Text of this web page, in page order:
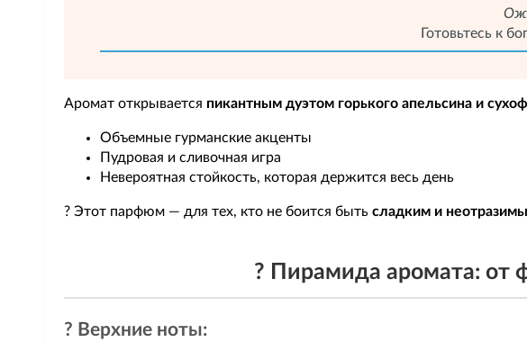
Готовьтесь к
Аромат открывается пикантным дуэтом горького апельсина и
Объемные гурманские акценты
Пудровая и сливочная игра
Невероятная стойкость, которая держится весь день
? Этот парфюм — для тех, кто не боится быть сладким и
? Пирамида аромата: от
? Верхние ноты: